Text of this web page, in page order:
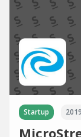
Startup 2019